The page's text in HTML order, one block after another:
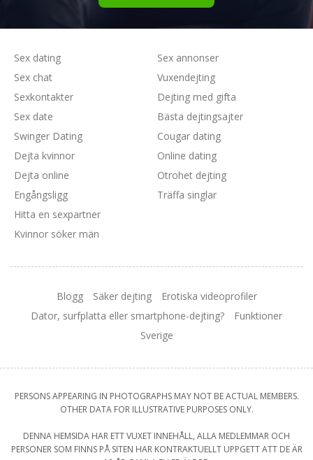
Sex dating
Sex chat
Sexkontakter
Sex date
Swinger Dating
Sex annonser
Vuxendejting
Dejting med gifta
Bästa dejtingsajter
Cougar dating
Dejta kvinnor
Dejta online
Engångsligg
Hitta en sexpartner
Kvinnor söker män
Online dating
Otrohet dejting
Träffa singlar
Blogg Säker dejting
Erotiska videoprofiler
Dator, surfplatta eller smartphone-dejting?
Funktioner
Sverige
PERSONS APPEARING IN PHOTOGRAPHS MAY NOT BE ACTUAL MEMBERS.
OTHER DATA FOR ILLUSTRATIVE PURPOSES ONLY.
DENNA HEMSIDA HAR ETT VUXET INNEHÅLL, ALLA MEDLEMMAR OCH
PERSONER SOM FINNS PÅ SITEN HAR KONTRAKTUELLT UPPGETT ATT DE ÄR